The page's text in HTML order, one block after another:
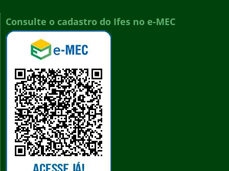
Consulte o cadastro do Ifes no e-MEC